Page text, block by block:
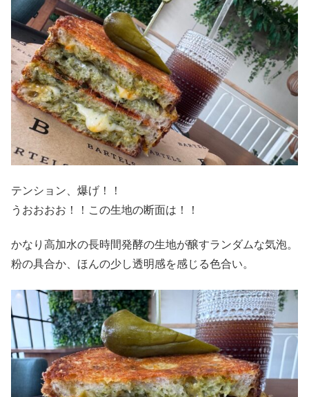
テンション、爆げ！！
うおおおお！！この生地の断面は！！
かなり高加水の長時間発酵の生地が醸すランダムな気泡。
粉の具合か、ほんの少し透明感を感じる色合い。